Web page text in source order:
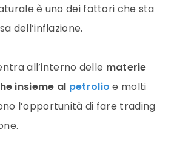
è uno dei fattori che sta
dell’inflazione.
all’interno delle materie
insieme al petrolio e molti
l’opportunità di fare trading